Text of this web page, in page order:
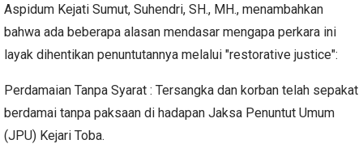
Aspidum Kejati Sumut, Suhendri, SH., MH., menambahkan
bahwa ada beberapa alasan mendasar mengapa perkara ini
layak dihentikan penuntutannya melalui "restorative justice":
Perdamaian Tanpa Syarat : Tersangka dan korban telah sepakat
berdamai tanpa paksaan di hadapan Jaksa Penuntut Umum
(JPU) Kejari Toba.